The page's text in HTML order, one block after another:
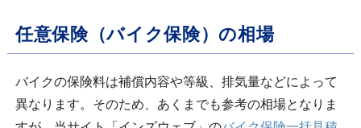
任意保険（バイク保険）の相場
バイクの保険料は補償内容や等級、排気量などによって
異なります。そのため、あくまでも参考の相場となりま